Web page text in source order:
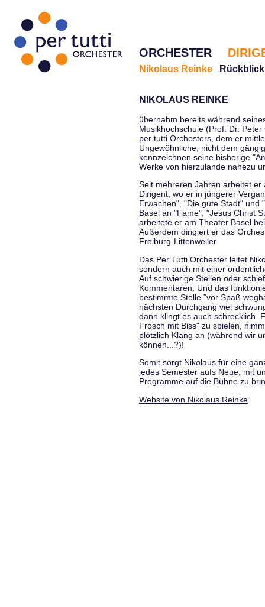
ORCHESTER
Nikolaus Reinke Rückblick
NIKOLAUS REINKE
übernahm bereits während
Musikhochschule (Prof. Dr.
per tutti Orchesters, dem er
Ungewöhnliche, nicht dem
kennzeichnen seine bisherige
Werke von hierzulande nahezu
Seit mehreren Jahren arbeitet
Dirigent, wo er in jüngerer
Erwachen", "Die gute Stadt" und
Basel an "Fame", "Jesus Christ
arbeitete er am Theater Basel
Außerdem dirigiert er das
Freiburg-Littenweiler.
Das Per Tutti Orchester leitet
sondern auch mit einer
Auf schwierige Stellen oder
Kommentaren. Und das
bestimmte Stelle "vor Spaß
nächsten Durchgang viel
dann klingt es auch schrecklich.
Frosch mit Biss" zu spielen,
plötzlich Klang an (während wir
können...?)!
Somit sorgt Nikolaus für eine
jedes Semester aufs Neue, mit
Programme auf die Bühne zu
Website von Nikolaus Reinke